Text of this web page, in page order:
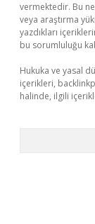
vermektedir. Bu
veya araştırma
yazdıkları
bu sorumluluğu
Hukuka ve yasal
içerikleri,
halinde, ilgili